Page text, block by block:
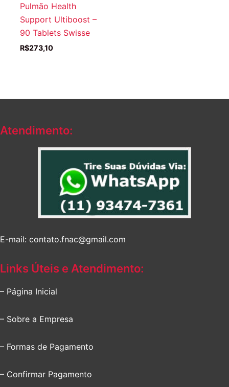
Pulmão Health
Support Ultiboost –
90 Tablets Swisse
R$273,10
Atendimento:
E-mail: contato.fnac@gmail.com
Links Úteis e Atendimento:
– Página Inicial
– Sobre a Empresa
– Formas de Pagamento
– Confirmar Pagamento